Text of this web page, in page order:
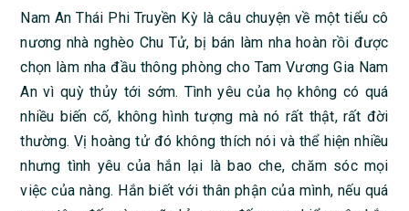
Nam An Thái Phi Truyền Kỳ là câu chuyện về một tiểu cô
nương nhà nghèo Chu Tử, bị bán làm nha hoàn rồi được
chọn làm nha đầu thông phòng cho Tam Vương Gia Nam
An vì quỳ thủy tới sớm. Tình yêu của họ không có quá
nhiều biến cố, không hình tượng mà nó rất thật, rất đời
thường. Vị hoàng tử đó không thích nói và thể hiện nhiều
nhưng tình yêu của hắn lại là bao che, chăm sóc mọi
việc của nàng. Hắn biết với thân phận của mình, nếu quá